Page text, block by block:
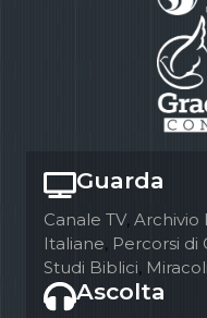
Guarda
Canale TV, Archivio
Italiane, Percorsi di
Studi Biblici,
Ascolta